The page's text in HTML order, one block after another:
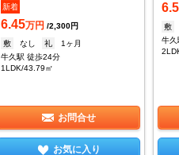
新着
6.45万円 /2,300円
敷
なし 礼
1ヶ月
牛久駅 徒歩24分
1LDK/43.79㎡
お問合せ
お気に入り
6.5
敷
牛